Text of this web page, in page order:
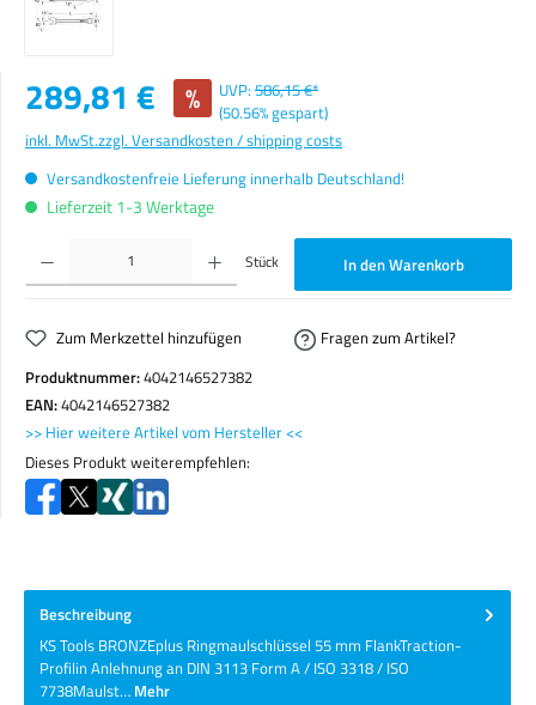
Verkaufspreis:
289,81 € % UVP: 586,15 €*
(50.56% gespart)
inkl. MwSt.zzgl. Versandkosten / shipping costs
Versandkostenfreie Lieferung innerhalb Deutschland!
Lieferzeit 1-3 Werktage
Produkt Anzahl: Gib den gewünschten Wert ein oder benutze die Schaltflächen um die Anzahl zu
Stück In den Warenkorb
Zum Merkzettel hinzufügen
Fragen zum Artikel?
Produktnummer:4042146527382
EAN:4042146527382
>> Hier weitere Artikel vom Hersteller <<
Dieses Produkt weiterempfehlen:
Beschreibung
KS Tools BRONZEplus Ringmaulschlüssel 55 mm FlankTraction-
Profilin Anlehnung an DIN 3113 Form A / ISO 3318 / ISO
7738Maulst… Mehr